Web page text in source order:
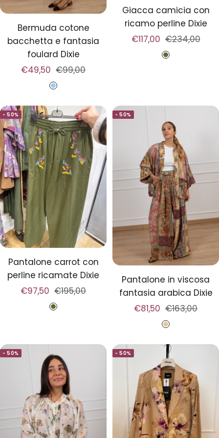
Bermuda cotone
bacchetta e fantasia
foulard Dixie
Prezzo
€49,50 Prezzo
regolare
€99,00
C
e
l
e
s
t
e
Giacca camicia con
ricamo perline Dixie
Prezzo
€117,00 Prezzo
regolare
€234,00
M
a
r
- 50%
Pantalone carrot con
perline ricamate Dixie
Prezzo
€97,50 Prezzo
regolare
€195,00
M
i
t
a
r
e
- 50%
Pantalone in viscosa
fantasia arabica Dixie
Prezzo
€81,50 Prezzo
regolare
€163,00
B
e
i
g
e
- 50% - 50%